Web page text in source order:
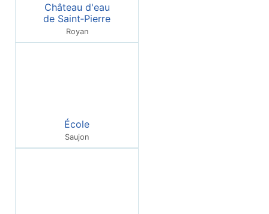
Château d'eau
de Saint‑Pierre
Royan
École
Saujon